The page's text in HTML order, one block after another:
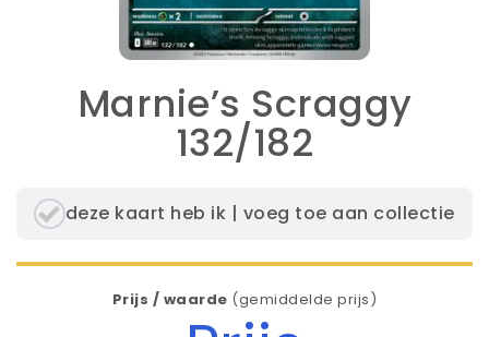
Marnie’s Scraggy
132/182
deze kaart heb ik | voeg toe aan collectie
Prijs / waarde (gemiddelde prijs)